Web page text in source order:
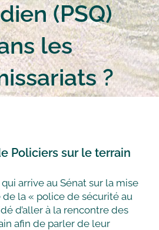
(PSQ)
les
?
Policiers sur le terrain
arrive au Sénat sur la mise
la « police de sécurité au
d’aller à la rencontre des
afin de parler de leur